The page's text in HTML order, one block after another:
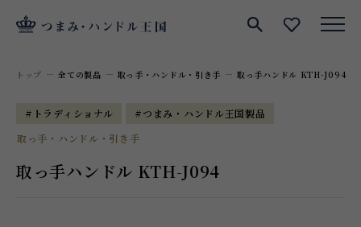
サイト内検索
お気に
トップ 全ての製品 取っ手・ハンドル・引き手 取っ手ハンドル KTH-J094
#トラディショナル
#つまみ・ハンドル王国製品
取っ手・ハンドル・引き手
取っ手ハンドル KTH-J094